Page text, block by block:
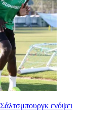
ενόψει